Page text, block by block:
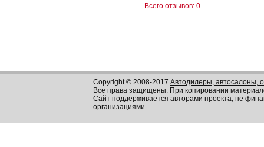
Всего отзывов: 0
Copyright © 2008-2017 Автодилеры, автосалоны,
Все права защищены. При копировании
Сайт поддерживается авторами проекта, не
организациями.